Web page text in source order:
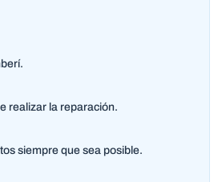
realizar la reparación.
siempre que sea posible.